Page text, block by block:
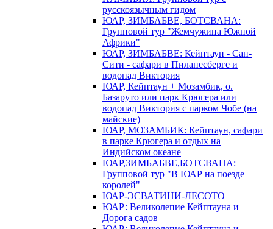
русскоязычным гидом
ЮАР, ЗИМБАБВЕ, БОТСВАНА:
Групповой тур "Жемчужина Южной
Африки"
ЮАР, ЗИМБАБВЕ: Кейптаун - Сан-
Сити - сафари в Пиланесберге и
водопад Виктория
ЮАР, Кейптаун + Мозамбик, о.
Базаруто или парк Крюгера или
водопад Виктория с парком Чобе (на
майские)
ЮАР, МОЗАМБИК: Кейптаун, сафари
в парке Крюгера и отдых на
Индийском океане
ЮАР,ЗИМБАБВЕ,БОТСВАНА:
Групповой тур "В ЮАР на поезде
королей"
ЮАР-ЭСВАТИНИ-ЛЕСОТО
ЮАР: Великолепие Кейптауна и
Дорога садов